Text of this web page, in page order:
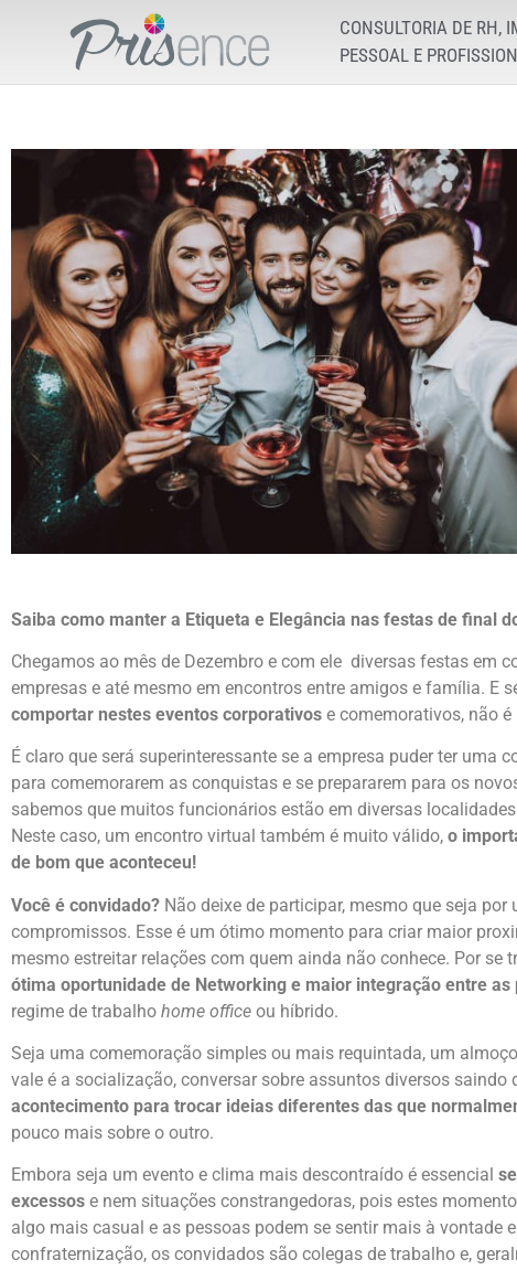
CONSULTORIA DE RH,
PESSOAL E
Saiba como manter a Etiqueta e Elegância nas festas de final
Chegamos ao mês de Dezembro e com ele diversas festas em
empresas e até mesmo em encontros entre amigos e família. E
comportar nestes eventos corporativos e comemorativos, não é
É claro que será superinteressante se a empresa puder ter uma
para comemorarem as conquistas e se prepararem para os
sabemos que muitos funcionários estão em diversas
Neste caso, um encontro virtual também é muito válido, o
de bom que aconteceu!
Você é convidado? Não deixe de participar, mesmo que seja
compromissos. Esse é um ótimo momento para criar maior
mesmo estreitar relações com quem ainda não conhece. Por
ótima oportunidade de Networking e maior integração entre as
regime de trabalho home office ou híbrido.
Seja uma comemoração simples ou mais requintada, um
vale é a socialização, conversar sobre assuntos diversos saindo
acontecimento para trocar ideias diferentes das que
pouco mais sobre o outro.
Embora seja um evento e clima mais descontraído é essencial
excessos e nem situações constrangedoras, pois estes
algo mais casual e as pessoas podem se sentir mais à vontade
confraternização, os convidados são colegas de trabalho e,